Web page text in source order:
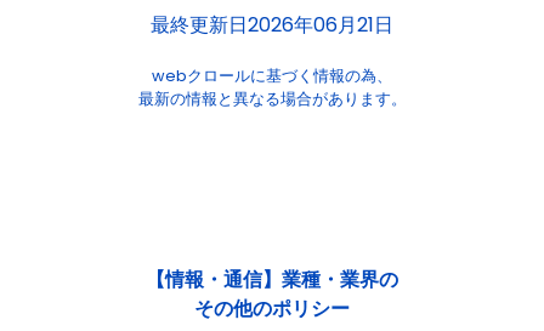
最終更新日2026年06月21日
webクロールに基づく情報の為、
最新の情報と異なる場合があります。
【情報・通信】業種・業界の
その他のポリシー